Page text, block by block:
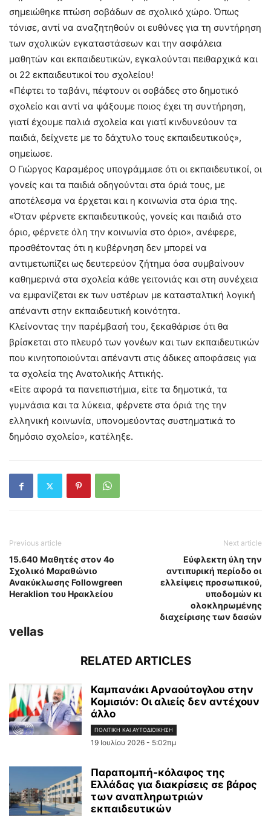
σημειώθηκε πτώση σοβάδων σε σχολικό χώρο. Όπως
τόνισε, αντί να αναζητηθούν οι ευθύνες για τη συντήρηση
των σχολικών εγκαταστάσεων και την ασφάλεια
μαθητών και εκπαιδευτικών, εγκαλούνται πειθαρχικά και
οι 22 εκπαιδευτικοί του σχολείου!
«Πέφτει το ταβάνι, πέφτουν οι σοβάδες στο δημοτικό
σχολείο και αντί να ψάξουμε ποιος έχει τη συντήρηση,
γιατί έχουμε παλιά σχολεία και γιατί κινδυνεύουν τα
παιδιά, δείχνετε με το δάχτυλο τους εκπαιδευτικούς»,
σημείωσε.
Ο Γιώργος Καραμέρος υπογράμμισε ότι οι εκπαιδευτικοί, οι
γονείς και τα παιδιά οδηγούνται στα όριά τους, με
αποτέλεσμα να έρχεται και η κοινωνία στα όρια της.
«Όταν φέρνετε εκπαιδευτικούς, γονείς και παιδιά στο
όριο, φέρνετε όλη την κοινωνία στο όριο», ανέφερε,
προσθέτοντας ότι η κυβέρνηση δεν μπορεί να
αντιμετωπίζει ως δευτερεύον ζήτημα όσα συμβαίνουν
καθημερινά στα σχολεία κάθε γειτονιάς και στη συνέχεια
να εμφανίζεται εκ των υστέρων με κατασταλτική λογική
απέναντι στην εκπαιδευτική κοινότητα.
Κλείνοντας την παρέμβασή του, ξεκαθάρισε ότι θα
βρίσκεται στο πλευρό των γονέων και των εκπαιδευτικών
που κινητοποιούνται απέναντι στις άδικες αποφάσεις για
τα σχολεία της Ανατολικής Αττικής.
«Είτε αφορά τα πανεπιστήμια, είτε τα δημοτικά, τα
γυμνάσια και τα λύκεια, φέρνετε στα όριά της την
ελληνική κοινωνία, υπονομεύοντας συστηματικά το
δημόσιο σχολείο», κατέληξε.
Previous article
15.640 Μαθητές στον 4ο
Σχολικό Μαραθώνιο
Ανακύκλωσης Followgreen
Heraklion του Ηρακλείου
Next article
Εύφλεκτη ύλη την
αντιπυρική περίοδο οι
ελλείψεις προσωπικού,
υποδομών κι
ολοκληρωμένης
διαχείρισης των δασών
vellas
RELATED ARTICLES
Καμπανάκι Αρναούτογλου στην
Κομισιόν: Οι αλιείς δεν αντέχουν
άλλο
ΠΟΛΙΤΙΚΉ ΚΑΙ ΑΥΤΟΔΙΟΊΚΗΣΗ
19 Ιουλίου 2026 - 5:02πμ
Παραπομπή-κόλαφος της
Ελλάδας για διακρίσεις σε βάρος
των αναπληρωτριών
εκπαιδευτικών